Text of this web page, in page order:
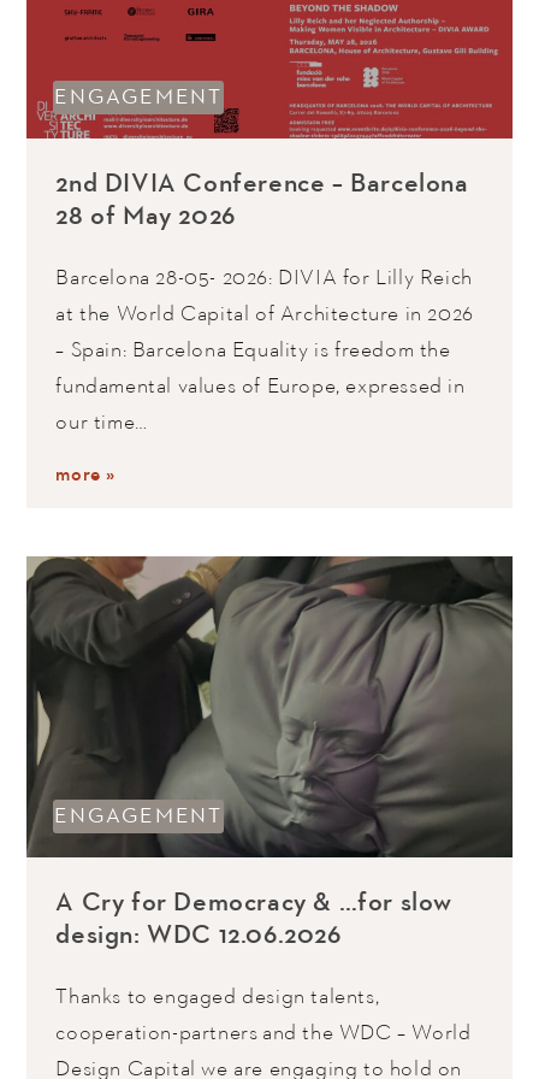
ENGAGEMENT
2nd DIVIA Conference – Barcelona
28 of May 2026
Barcelona 28-05- 2026: DIVIA for Lilly Reich
at the World Capital of Architecture in 2026
– Spain: Barcelona Equality is freedom the
fundamental values of Europe, expressed in
our time…
more »
ENGAGEMENT
A Cry for Democracy & …for slow
design: WDC 12.06.2026
Thanks to engaged design talents,
cooperation-partners and the WDC – World
Design Capital we are engaging to hold on